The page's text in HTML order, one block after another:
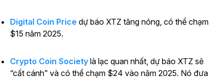
Digital Coin Price dự báo XTZ tăng nóng, có thể chạm
$15 năm 2025.
Crypto Coin Society là lạc quan nhất, dự báo XTZ sẽ
“cất cánh” và có thể chạm $24 vào năm 2025. Nó đưa